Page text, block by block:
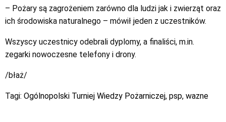
– Pożary są zagrożeniem zarówno dla ludzi jak i zwierząt oraz
ich środowiska naturalnego – mówił jeden z uczestników.
Wszyscy uczestnicy odebrali dyplomy, a finaliści, m.in.
zegarki nowoczesne telefony i drony.
/błaż/
Tagi: Ogólnopolski Turniej Wiedzy Pożarniczej, psp, wazne